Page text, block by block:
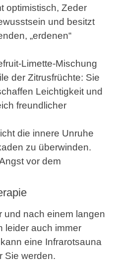
optimistisch, Zeder
und besitzt
„erdenen“
Limette-Mischung
der Zitrusfrüchte: Sie
Leichtigkeit und
freundlicher
die innere Unruhe
zu überwinden.
vor dem
und nach einem langen
leider auch immer
eine Infrarotsauna
Sie werden.